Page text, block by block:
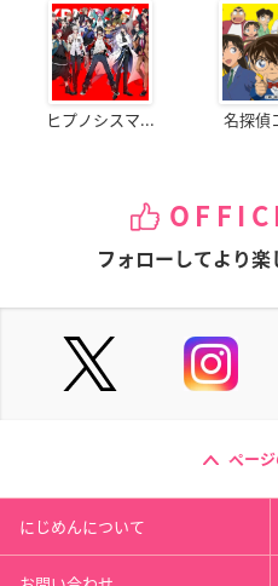
ヒプノシスマ... 名探偵
フォローしてより楽
ペー
にじめんについて